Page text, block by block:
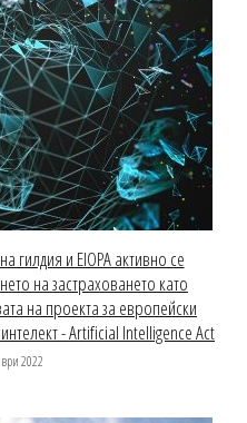
гилдия и EIOPA активно се
на застраховането като
на проекта за европейски
- Artificial Intelligence Act
2022